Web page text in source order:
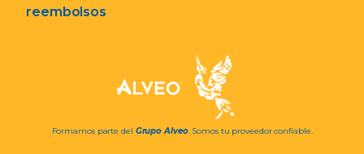
reembolsos
Formamos parte del Grupo Alveo. Somos tu proveedor confiable.